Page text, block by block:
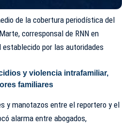
de la cobertura periodística del
corresponsal de RNN en
por las autoridades
y violencia intrafamiliar,
familiares
y manotazos entre el reportero y el
alarma entre abogados,